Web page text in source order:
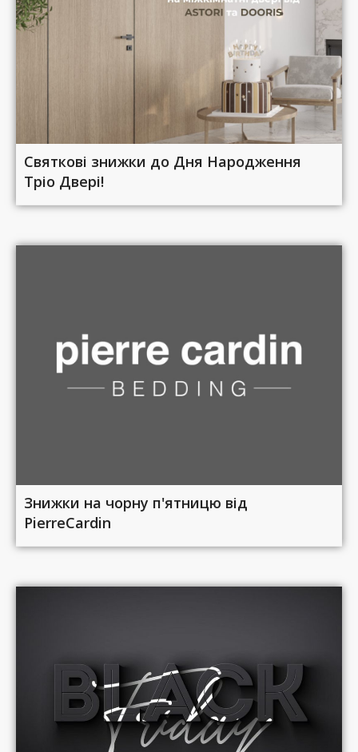
Святкові знижки до Дня Народження
Тріо Двері!
Знижки на чорну п'ятницю від
PierreCardin